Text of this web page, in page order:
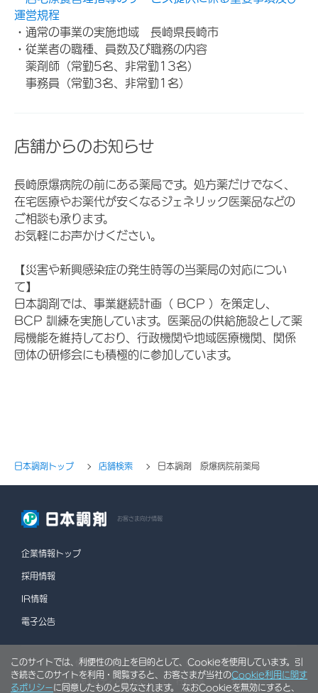
運営規程
・通常の事業の実施地域 長崎県長崎市
・従業者の職種、員数及び職務の内容
薬剤師（常勤5名、非常勤13名）
事務員（常勤3名、非常勤1名）
店舗からのお知らせ
長崎原爆病院の前にある薬局です。処方薬だけでなく、
在宅医療やお薬代が安くなるジェネリック医薬品などの
ご相談も承ります。
お気軽にお声かけください。
【災害や新興感染症の発生時等の当薬局の対応につい
て】
日本調剤では、事業継続計画（ BCP ）を策定し、
BCP 訓練を実施しています。医薬品の供給施設として薬
局機能を維持しており、行政機関や地域医療機関、関係
団体の研修会にも積極的に参加しています。
日本調剤トップ 店舗検索 日本調剤 原爆病院前薬局
お客さま向け情報
企業情報トップ
採用情報
IR情報
電子公告
情報セキュリティポリシー 個人情報保護方針
ソーシャルメディアポリシー 行動計画 利用規約
このサイトでは、利便性の向上を目的として、Cookieを使用しています。引
き続きこのサイトを利用・閲覧すると、お客さまが当社のCookie利用に関す
るポリシーに同意したものと見なされます。 なおCookieを無効にすると、